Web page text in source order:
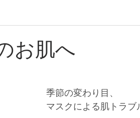
お肌へ
季節の変わり目、
マスクによる肌トラブ